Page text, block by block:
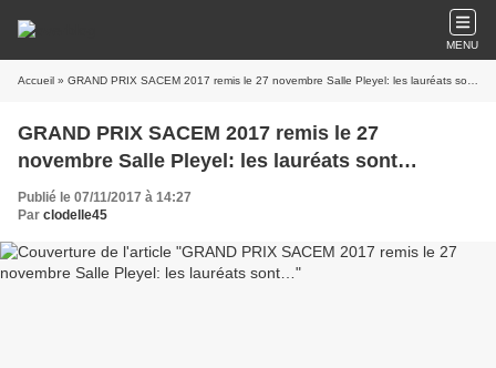
MENU
Accueil » GRAND PRIX SACEM 2017 remis le 27 novembre Salle Pleyel: les lauréats sont…
GRAND PRIX SACEM 2017 remis le 27
novembre Salle Pleyel: les lauréats sont…
Publié le 07/11/2017 à 14:27
Par clodelle45